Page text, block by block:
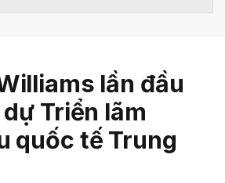
lần đầu
Triển lãm
quốc tế Trung